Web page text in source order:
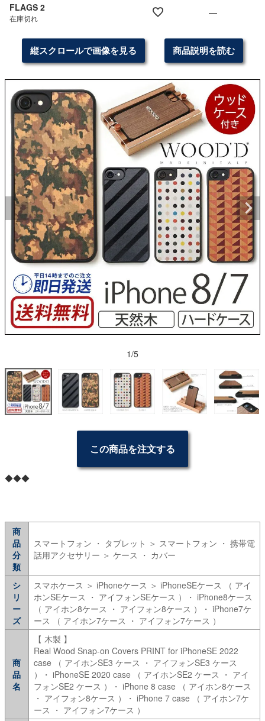
FLAGS 2
在庫切れ —
縦スクロールで画像を見る 商品説明を読む
1/5
この商品を注文する
◆◆◆
商
品
分
類
スマートフォン ・ タブレット ＞ スマートフォン ・ 携帯電
話用アクセサリー ＞ ケース ・ カバー
シ
リ
ー
ズ
スマホケース ＞ iPhoneケース ＞ iPhoneSEケース （ アイ
ホンSEケース ・ アイフォンSEケース ）・ iPhone8ケース
（ アイホン8ケース ・ アイフォン8ケース ）・ iPhone7ケ
ース （ アイホン7ケース ・ アイフォン7ケース ）
商
品
名
【 木製 】
Real Wood Snap-on Covers PRINT for iPhoneSE 2022
case （ アイホンSE3 ケース ・ アイフォンSE3 ケース
）・ iPhoneSE 2020 case （ アイホンSE2 ケース ・ アイ
フォンSE2 ケース ）・ iPhone 8 case （ アイホン8ケース
・ アイフォン8ケース ）・ iPhone 7 case （ アイホン7ケ
ース ・ アイフォン7ケース ）